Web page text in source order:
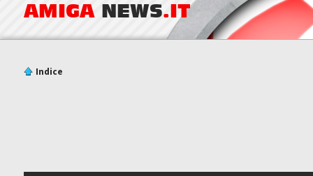
AMIGA NEWS.IT
Indice